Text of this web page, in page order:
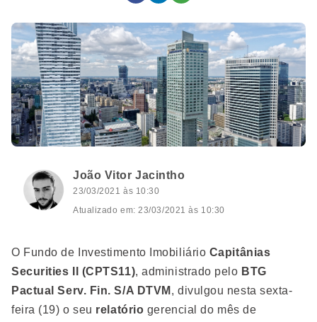
João Vitor Jacintho
23/03/2021 às 10:30
Atualizado em: 23/03/2021 às 10:30
O Fundo de Investimento Imobiliário Capitânias
Securities II
(CPTS11), administrado pelo BTG
Pactual Serv. Fin. S/A DTVM , divulgou nesta sexta-
feira (19) o seu relatório gerencial do mês de